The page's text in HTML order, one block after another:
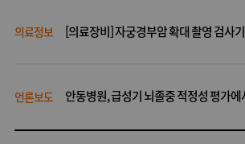
의료정보
[의료장비] 자궁경부암 확대 촬영 검사
언론보도
안동병원, 급성기 뇌졸중 적정성 평가에